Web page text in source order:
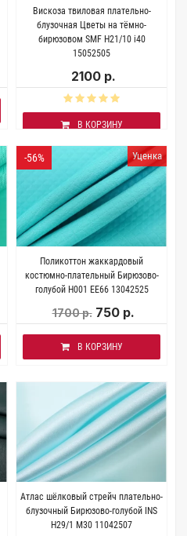
Вискоза твиловая плательно-
блузочная Цветы на тёмно-
бирюзовом SMF H21/10 i40
15052505
2100 р.
В КОРЗИНУ
Уценка
-56%
Поликоттон жаккардовый
костюмно-плательный Бирюзово-
голубой H001 EE66 13042525
1700 р. 750 р.
В КОРЗИНУ
Атлас шёлковый стрейч плательно-
блузочный Бирюзово-голубой INS
Н29/1 M30 11042507